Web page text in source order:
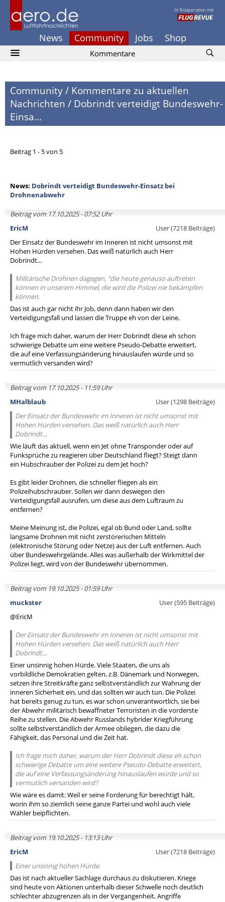
In Kooperation mit
News Community Jobs Shop
Kommentare
Community/ Kommentare zu aktuellen
Nachrichten / Dobrindt verteidigt Bundeswehr-
Einsa...
Beitrag 1 - 5 von 5
News: Dobrindt verteidigt Bundeswehr-Einsatz bei
Drohnenabwehr
Beitrag vom 17.10.2025 - 07:52 Uhr
EricM
User (7218 Beiträge)
Der Einsatz der Bundeswehr im Inneren ist nicht umsonst mit
Hohen Hürden versehen. Das weiß natürlich auch Herr
Dobrindt...
Militärische Drohnen dagegen, "die heute genauso auftreten
können in unserem Himmel, die wird die Polizei nie bekämpfen
können.
Das ist auch gar nicht ihr Job, denn dann haben wir den
Verteidigungsfall und lassen die Truppe eh von der Leine.
Ich frage mich daher, warum der Herr Dobrindt diese eh schon
schwierige Debatte um eine weitere Pseudo-Debatte erweitert,
die auf eine Verfassungsänderung hinauslaufen würde und so
vermutlich versanden wird?
Beitrag vom 17.10.2025 - 11:59 Uhr
MHalblaub
User (1298 Beiträge)
Der Einsatz der Bundeswehr im Inneren ist nicht umsonst mit
Hohen Hürden versehen. Das weiß natürlich auch Herr
Dobrindt...
Wie läuft das aktuell, wenn ein Jet ohne Transponder oder auf
Funksprüche zu reagieren über Deutschland fliegt? Steigt dann
ein Hubschrauber der Polizei zu dem Jet hoch?
Es gibt leider Drohnen, die schneller fliegen als ein
Polizeihubschrauber. Sollen wir dann deswegen den
Verteidigungsfall ausrufen, um diese aus dem Luftraum zu
entfernen?
Meine Meinung ist, die Polizei, egal ob Bund oder Land, sollte
langsame Drohnen mit nicht zerstörerischen Mitteln
(elektronische Störung oder Netze) aus der Luft entfernen. Auch
über Bundeswehrgelände. Alles was außerhalb der Wirkmittel der
Polizei liegt, wird von der Bundeswehr übernommen.
Beitrag vom 19.10.2025 - 01:59 Uhr
muckster
User (595 Beiträge)
@EricM
Der Einsatz der Bundeswehr im Inneren ist nicht umsonst mit
Hohen Hürden versehen. Das weiß natürlich auch Herr
Dobrindt...
Einer unsinnig hohen Hürde. Viele Staaten, die uns als
vorbildliche Demokratien gelten, z.B. Dänemark und Norwegen,
setzen ihre Streitkräfte ganz selbstverständlich zur Wahrung der
inneren Sicherheit ein, und das sollten wir auch tun. Die Polizei
hat bereits genug zu tun, es war schon unverantwortlich, sie bei
der Abwehr militärisch bewaffneter Terroristen in die vorderste
Reihe zu stellen. Die Abwehr Russlands hybrider Kriegführung
sollte selbstverständlich der Armee obliegen, die dazu die
Fähigkeit, das Personal und die Zeit hat.
Ich frage mich daher, warum der Herr Dobrindt diese eh schon
schwierige Debatte um eine weitere Pseudo-Debatte erweitert,
die auf eine Verfassungsänderung hinauslaufen würde und so
vermutlich versanden wird?
Wie wäre es damit: Weil er seine Forderung für berechtigt hält,
worin ihm so ziemlich seine ganze Partei und wohl auch viele
Wähler beipflichten.
Beitrag vom 19.10.2025 - 13:13 Uhr
EricM
User (7218 Beiträge)
Einer unsinnig hohen Hürde.
Das ist nach aktueller Sachlage durchaus zu diskutieren. Kriege
sind heute von Aktionen unterhalb dieser Schwelle noch deutlich
schlechter abzugrenzen als in der Vergangenheit, Angriffe